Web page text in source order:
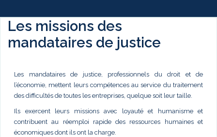
Les missions des
mandataires de justice
Les mandataires de justice, professionnels du droit et de
l’économie, mettent leurs compétences au service du traitement
des difficultés de toutes les entreprises, quelque soit leur taille.
Ils exercent leurs missions avec loyauté et humanisme et
contribuent au réemploi rapide des ressources humaines et
économiques dont ils ont la charge.